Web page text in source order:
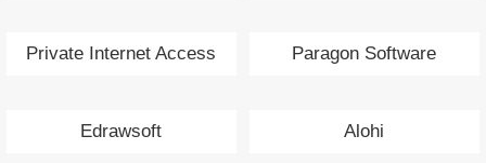
Private Internet Access Paragon Software
Edrawsoft Alohi